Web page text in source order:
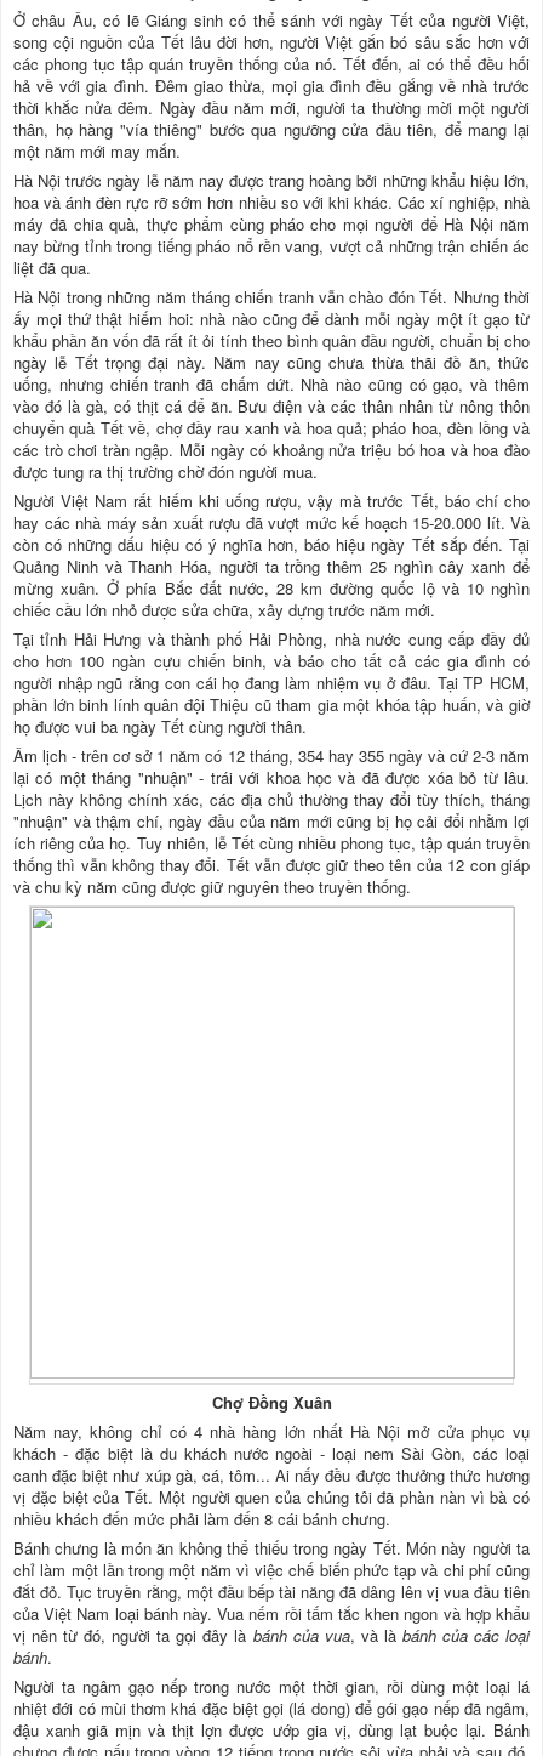
Ở châu Âu, có lẽ Giáng sinh có thể sánh với ngày Tết của người Việt,
song cội nguồn của Tết lâu đời hơn, người Việt gắn bó sâu sắc hơn với
các phong tục tập quán truyền thống của nó. Tết đến, ai có thể đều hối
hả về với gia đình. Đêm giao thừa, mọi gia đình đều gắng về nhà trước
thời khắc nửa đêm. Ngày đầu năm mới, người ta thường mời một người
thân, họ hàng "vía thiêng" bước qua ngưỡng cửa đầu tiên, để mang lại
một năm mới may mắn.
Hà Nội trước ngày lễ năm nay được trang hoàng bởi những khẩu hiệu lớn,
hoa và ánh đèn rực rỡ sớm hơn nhiều so với khi khác. Các xí nghiệp, nhà
máy đã chia quà, thực phẩm cùng pháo cho mọi người để Hà Nội năm
nay bừng tỉnh trong tiếng pháo nổ rền vang, vượt cả những trận chiến ác
liệt đã qua.
Hà Nội trong những năm tháng chiến tranh vẫn chào đón Tết. Nhưng thời
ấy mọi thứ thật hiếm hoi: nhà nào cũng để dành mỗi ngày một ít gạo từ
khẩu phần ăn vốn đã rất ít ỏi tính theo bình quân đầu người, chuẩn bị cho
ngày lễ Tết trọng đại này. Năm nay cũng chưa thừa thãi đồ ăn, thức
uống, nhưng chiến tranh đã chấm dứt. Nhà nào cũng có gạo, và thêm
vào đó là gà, có thịt cá để ăn. Bưu điện và các thân nhân từ nông thôn
chuyển quà Tết về, chợ đầy rau xanh và hoa quả; pháo hoa, đèn lồng và
các trò chơi tràn ngập. Mỗi ngày có khoảng nửa triệu bó hoa và hoa đào
được tung ra thị trường chờ đón người mua.
Người Việt Nam rất hiếm khi uống rượu, vậy mà trước Tết, báo chí cho
hay các nhà máy sản xuất rượu đã vượt mức kế hoạch 15-20.000 lít. Và
còn có những dấu hiệu có ý nghĩa hơn, báo hiệu ngày Tết sắp đến. Tại
Quảng Ninh và Thanh Hóa, người ta trồng thêm 25 nghìn cây xanh để
mừng xuân. Ở phía Bắc đất nước, 28 km đường quốc lộ và 10 nghìn
chiếc cầu lớn nhỏ được sửa chữa, xây dựng trước năm mới.
Tại tỉnh Hải Hưng và thành phố Hải Phòng, nhà nước cung cấp đầy đủ
cho hơn 100 ngàn cựu chiến binh, và báo cho tất cả các gia đình có
người nhập ngũ rằng con cái họ đang làm nhiệm vụ ở đâu. Tại TP HCM,
phần lớn binh lính quân đội Thiệu cũ tham gia một khóa tập huấn, và giờ
họ được vui ba ngày Tết cùng người thân.
Âm lịch - trên cơ sở 1 năm có 12 tháng, 354 hay 355 ngày và cứ 2-3 năm
lại có một tháng "nhuận" - trái với khoa học và đã được xóa bỏ từ lâu.
Lịch này không chính xác, các địa chủ thường thay đổi tùy thích, tháng
"nhuận" và thậm chí, ngày đầu của năm mới cũng bị họ cải đổi nhằm lợi
ích riêng của họ. Tuy nhiên, lễ Tết cùng nhiều phong tục, tập quán truyền
thống thì vẫn không thay đổi. Tết vẫn được giữ theo tên của 12 con giáp
và chu kỳ năm cũng được giữ nguyên theo truyền thống.
Chợ Đồng Xuân
Năm nay, không chỉ có 4 nhà hàng lớn nhất Hà Nội mở cửa phục vụ
khách - đặc biệt là du khách nước ngoài - loại nem Sài Gòn, các loại
canh đặc biệt như xúp gà, cá, tôm... Ai nấy đều được thưởng thức hương
vị đặc biệt của Tết. Một người quen của chúng tôi đã phàn nàn vì bà có
nhiều khách đến mức phải làm đến 8 cái bánh chưng.
Bánh chưng là món ăn không thể thiếu trong ngày Tết. Món này người ta
chỉ làm một lần trong một năm vì việc chế biến phức tạp và chi phí cũng
đắt đỏ. Tục truyền rằng, một đầu bếp tài năng đã dâng lên vị vua đầu tiên
của Việt Nam loại bánh này. Vua nếm rồi tấm tắc khen ngon và hợp khẩu
vị nên từ đó, người ta gọi đây là bánh của vua, và là bánh của các loại
bánh.
Người ta ngâm gạo nếp trong nước một thời gian, rồi dùng một loại lá
nhiệt đới có mùi thơm khá đặc biệt gọi (lá dong) để gói gạo nếp đã ngâm,
đậu xanh giã mịn và thịt lợn được ướp gia vị, dùng lạt buộc lại. Bánh